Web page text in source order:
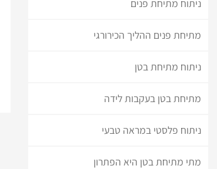
ניתוח מתיחת פנים
מתיחת פנים ההליך הכירורגי
ניתוח מתיחת בטן
מתיחת בטן בעקבות לידה
ניתוח פלסטי במראה טבעי
מתי מתיחת בטן היא הפתרון